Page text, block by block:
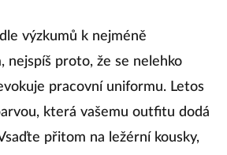
výzkumů k nejméně
nejspíš proto, že se nelehko
pracovní uniformu. Letos
která vašemu outfitu dodá
přitom na ležérní kousky,